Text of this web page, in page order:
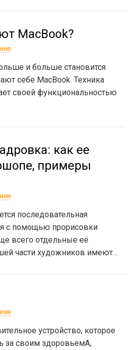
MacBook?
и больше становится
себе MacBook. Техника
своей функциональностью
как ее
примеры
последовательная
с помощью прорисовки
всего отдельные её
части художников имеют…
устройство, которое
за своим здоровьемA,